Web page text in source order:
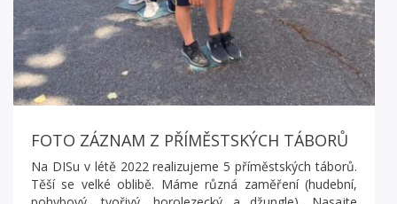
FOTO ZÁZNAM Z PŘÍMĚSTSKÝCH TÁBORŮ
Na DISu v létě 2022 realizujeme 5 příměstských táborů.
Těší se velké oblibě. Máme různá zaměření (hudební,